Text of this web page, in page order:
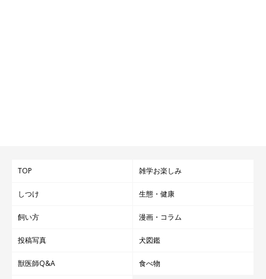
TOP 雑学お楽しみ
しつけ 生態・健康
飼い方 漫画・コラム
投稿写真 犬図鑑
獣医師Q&A 食べ物